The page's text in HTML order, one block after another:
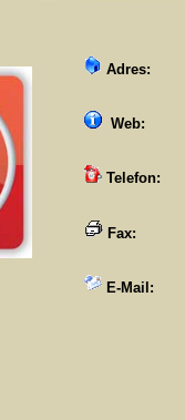
Adres:
Web:
Telefon:
Fax:
E-Mail: